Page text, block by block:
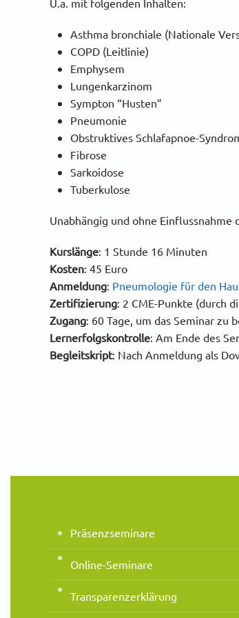
U.a. mit folgenden Inhalten:
Asthma bronchiale (Nationale
COPD (Leitlinie)
Emphysem
Lungenkarzinom
Sympton “Husten”
Pneumonie
Obstruktives Schlafapnoe-
Fibrose
Sarkoidose
Tuberkulose
Unabhängig und ohne Einflussnahme
Kurslänge: 1 Stunde 16 Minuten
Kosten: 45 Euro
Anmeldung: Pneumologie für den
Zertifizierung: 2 CME-Punkte (durch
Zugang: 60 Tage, um das Seminar
Lernerfolgskontrolle: Am Ende des
Begleitskript: Nach Anmeldung als
Präsenzseminare
Online-Seminare
Transparenzerklärung